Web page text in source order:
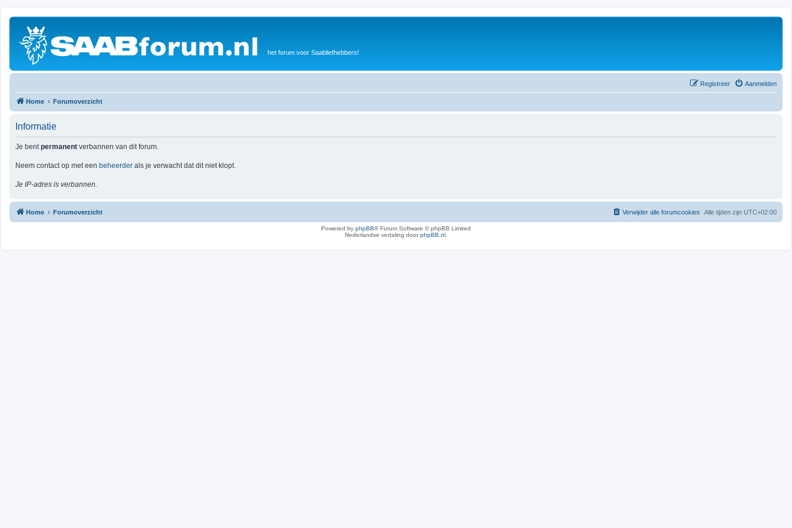
het forum voor Saabliefhebbers!
Aanmelden
Registreer
Home Forumoverzicht
Informatie
Je bentpermanent verbannen van dit forum.
Neem contact op met een beheerder als je verwacht dat dit niet klopt.
Je IP-adres is verbannen.
Home Forumoverzicht Alle tijden zijn UTC+02:00
Verwijder alle forumcookies
Powered by phpBB® Forum Software © phpBB Limited
Nederlandse vertaling doorphpBB.nl